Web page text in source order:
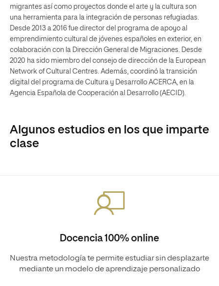
migrantes así como proyectos donde el arte y la cultura son
una herramienta para la integración de personas refugiadas.
Desde 2013 a 2016 fue director del programa de apoyo al
emprendimiento cultural de jóvenes españoles en exterior, en
colaboración con la Dirección General de Migraciones. Desde
2020 ha sido miembro del consejo de dirección de la European
Network of Cultural Centres. Además, coordinó la transición
digital del programa de Cultura y Desarrollo ACERCA, en la
Agencia Española de Cooperación al Desarrollo (AECID).
Algunos estudios en los que imparte
clase
Docencia 100% online
Nuestra metodología te permite estudiar sin desplazarte
mediante un modelo de aprendizaje personalizado